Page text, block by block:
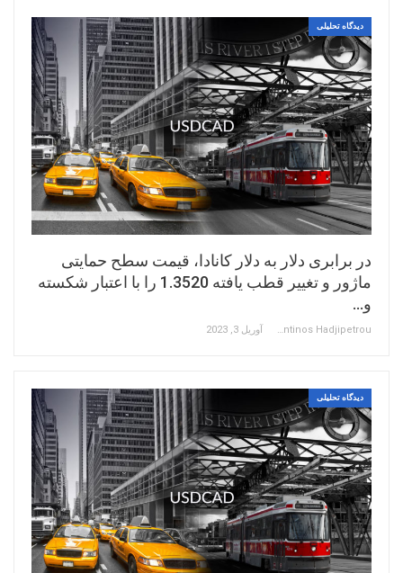
دیدگاه تحلیلی
در برابری دلار به دلار کانادا، قیمت سطح حمایتی
ماژور و تغییر قطب یافته 1.3520 را با اعتبار شکسته
و…
Constantinos Hadjipetrou آوریل 3, 2023
دیدگاه تحلیلی